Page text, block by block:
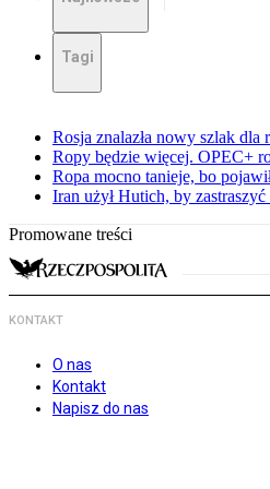
Tagi
Rosja znalazła nowy szlak
Ropy będzie więcej. OPEC+
Ropa mocno tanieje, bo
Iran użył Hutich, by
Promowane treści
KONTAKT
O nas
Kontakt
Napisz do nas